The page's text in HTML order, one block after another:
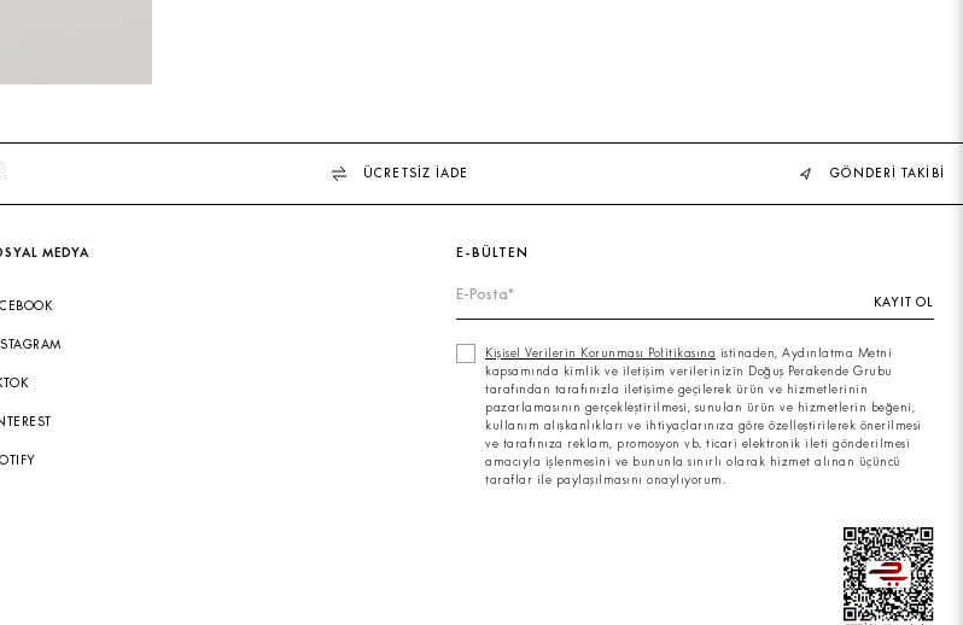
ÜCRETSİZ İADE GÖNDERİ TAKİBİ
E-BÜLTEN
KAYIT OL
Kişisel Verilerin Korunması Politikasına istinaden, Aydınlatma Metni
kapsamında kimlik ve iletişim verilerinizin Doğuş Perakende Grubu
tarafından tarafınızla iletişime geçilerek ürün ve hizmetlerinin
pazarlamasının gerçekleştirilmesi, sunulan ürün ve hizmetlerin beğeni,
kullanım alışkanlıkları ve ihtiyaçlarınıza göre özelleştirilerek önerilmesi
ve tarafınıza reklam, promosyon vb. ticari elektronik ileti gönderilmesi
amacıyla işlenmesini ve bununla sınırlı olarak hizmet alınan üçüncü
taraflar ile paylaşılmasını onaylıyorum.
MEDYA